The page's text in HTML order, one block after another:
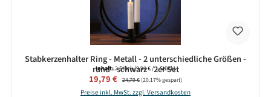
Stabkerzenhalter Ring - Metall - 2 unterschiedliche Größen -
rund - schwarz - 2er Set
Inhalt:2 Stück(9,90 € / 1 Stück)
Verkaufspreis:
19,79 € Regulärer Preis:
24,79 €(20.17% gespart)
Preise inkl. MwSt. zzgl. Versandkosten